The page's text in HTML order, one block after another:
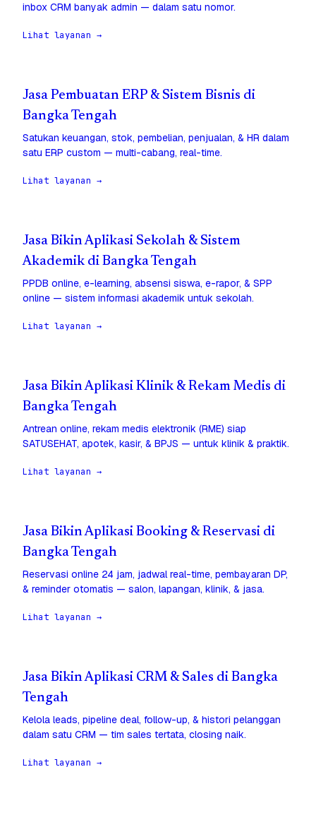
inbox CRM banyak admin — dalam satu nomor.
Lihat layanan →
Jasa Pembuatan ERP & Sistem Bisnis di
Bangka Tengah
Satukan keuangan, stok, pembelian, penjualan, & HR dalam
satu ERP custom — multi-cabang, real-time.
Lihat layanan →
Jasa Bikin Aplikasi Sekolah & Sistem
Akademik di Bangka Tengah
PPDB online, e-learning, absensi siswa, e-rapor, & SPP
online — sistem informasi akademik untuk sekolah.
Lihat layanan →
Jasa Bikin Aplikasi Klinik & Rekam Medis di
Bangka Tengah
Antrean online, rekam medis elektronik (RME) siap
SATUSEHAT, apotek, kasir, & BPJS — untuk klinik & praktik.
Lihat layanan →
Jasa Bikin Aplikasi Booking & Reservasi di
Bangka Tengah
Reservasi online 24 jam, jadwal real-time, pembayaran DP,
& reminder otomatis — salon, lapangan, klinik, & jasa.
Lihat layanan →
Jasa Bikin Aplikasi CRM & Sales di Bangka
Tengah
Kelola leads, pipeline deal, follow-up, & histori pelanggan
dalam satu CRM — tim sales tertata, closing naik.
Lihat layanan →